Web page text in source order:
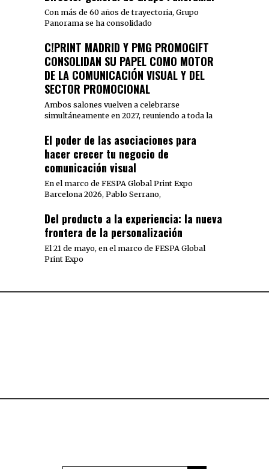
Con más de 60 años de trayectoria, Grupo
Panorama se ha consolidado
C!PRINT MADRID Y PMG PROMOGIFT
CONSOLIDAN SU PAPEL COMO MOTOR
DE LA COMUNICACIÓN VISUAL Y DEL
SECTOR PROMOCIONAL
Ambos salones vuelven a celebrarse
simultáneamente en 2027, reuniendo a toda la
El poder de las asociaciones para
hacer crecer tu negocio de
comunicación visual
En el marco de FESPA Global Print Expo
Barcelona 2026, Pablo Serrano,
Del producto a la experiencia: la nueva
frontera de la personalización
El 21 de mayo, en el marco de FESPA Global
Print Expo